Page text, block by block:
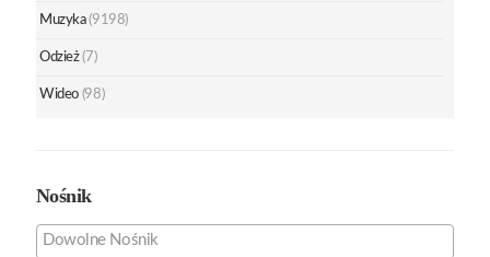
Muzyka (9198)
Odzież (7)
Wideo (98)
Nośnik